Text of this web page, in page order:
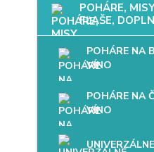
POHÁRE,
FĽAŠE,
POHÁRE NA
VÍNO
POHÁRE NA
VÍNO